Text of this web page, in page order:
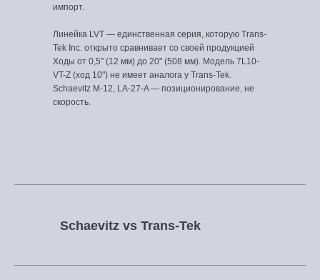
импорт.
Линейка LVT — единственная серия, которую Trans-
Tek Inc. открыто сравнивает со своей продукцией
Ходы от 0,5" (12 мм) до 20" (508 мм). Модель 7L10-
VT-Z (ход 10") не имеет аналога у Trans-Tek.
Schaevitz M-12, LA-27-A — позиционирование, не
скорость.
Schaevitz vs Trans-Tek